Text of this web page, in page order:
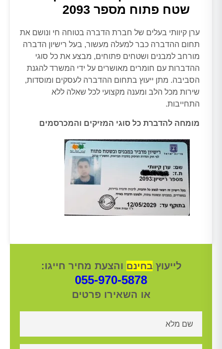
שטח פתוח מספר 2093
ערן קיוותי בעלים של חברת הדברה בטוחה חי ונושם את
תחום ההדברה כבר למעלה מעשור, בעל רישיון הדברה
מורחב למבנים ושטחים פתוחים, מבצע את כל סוגי
ההדברות עם חומרים מאושרים על ידי המשרד להגנת
הסביבה. מתן ייעוץ בתחום ההדברה לעסקים ומוסדות,
שירות מכל הלב ומענה מקצועי לכל שאלה ללא
התחייבות.
מומחה להדברת כל סוגי המזיקים והמכרסמים
לייעוץבחינם והצעת מחיר חייגו:
055-970-5878
או השאירו פרטים